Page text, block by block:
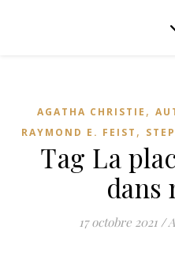
AGATHA CHRISTIE ,
RAYMOND E. FEIST ,
Tag La
dans
17 octobre 2021 /